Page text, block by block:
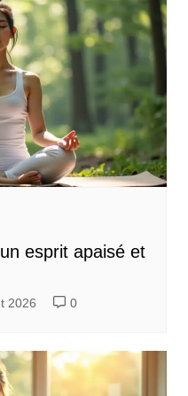
esprit apaisé et
2026 0